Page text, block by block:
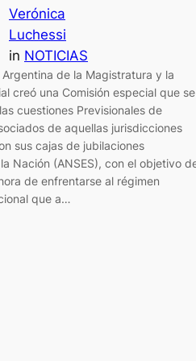
Verónica
Luchessi
in NOTICIAS
Argentina de la Magistratura y la
creó una Comisión especial que se
cuestiones Previsionales de
de aquellas jurisdicciones
sus cajas de jubilaciones
Nación (ANSES), con el objetivo
de enfrentarse al régimen
que a…